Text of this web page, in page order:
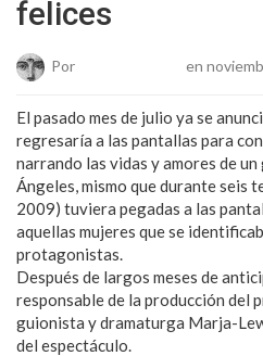
felices
Por en
El pasado mes de julio ya se
regresaría a las pantallas para
narrando las vidas y amores de
Ángeles, mismo que durante seis
2009) tuviera pegadas a las
aquellas mujeres que se
protagonistas.
Después de largos meses de
responsable de la producción del
guionista y dramaturga Marja-
del espectáculo.